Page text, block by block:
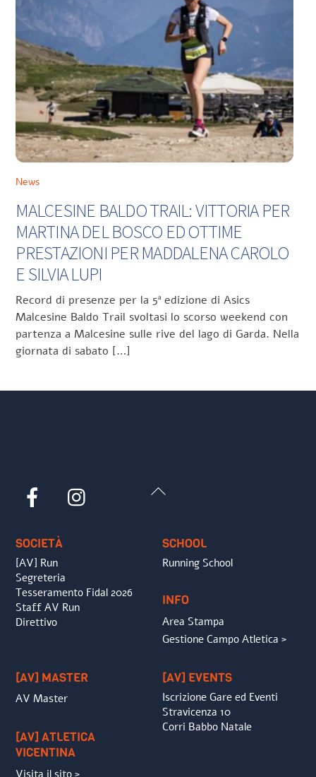
News
MALCESINE BALDO TRAIL: VITTORIA PER
MARTINA DEL BOSCO ED OTTIME
PRESTAZIONI PER MADDALENA CAROLO
E SILVIA LUPI
Record di presenze per la 5ª edizione di Asics
Malcesine Baldo Trail svoltasi lo scorso weekend con
partenza a Malcesine sulle rive del lago di Garda. Nella
giornata di sabato […]
Back
Facebook
SOCIETÀ
[AV] Run
Segreteria
Tesseramento Fidal 2026
Staff AV Run
Direttivo
SCHOOL
Running School
INFO
Area Stampa
Gestione Campo Atletica >
[AV] MASTER
AV Master
[AV] ATLETICA
VICENTINA
Visita il sito >
[AV] EVENTS
Iscrizione Gare ed Eventi
Stravicenza 10
Corri Babbo Natale